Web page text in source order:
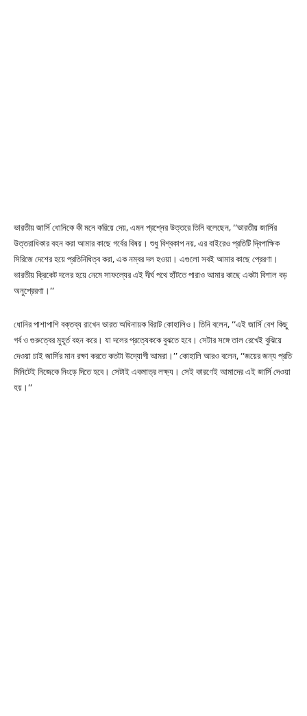
ভারতীয় জার্সি ধোনিকে কী মনে করিয়ে দেয়, এমন প্রশ্নের উত্তরে তিনি বলেছেন, ‘‘ভারতীয় জার্সির
উত্তরাধিকার বহন করা আমার কাছে গর্বের বিষয়। শুধু বিশ্বকাপ নয়, এর বাইরেও প্রতিটি দ্বিপাক্ষিক
সিরিজে দেশের হয়ে প্রতিনিধিত্ব করা, এক নম্বর দল হওয়া। এগুলো সবই আমার কাছে প্রেরণা।
ভারতীয় ক্রিকেট দলের হয়ে নেমে সাফল্যের এই দীর্ঘ পথে হাঁটতে পারাও আমার কাছে একটা বিশাল বড়
অনুপ্রেরণা।’’
ধোনির পাশাপাশি বক্তব্য রাখেন ভারত অধিনায়ক বিরাট কোহালিও। তিনি বলেন, ‘‘এই জার্সি বেশ কিছু
গর্ব ও গুরুত্বের মুহূর্ত বহন করে। যা দলের প্রত্যেককে বুঝতে হবে। সেটার সঙ্গে তাল রেখেই বুঝিয়ে
দেওয়া চাই জার্সির মান রক্ষা করতে কতটা উদ্যোগী আমরা।’’ কোহালি আরও বলেন, ‘‘জয়ের জন্য প্রতি
মিনিটেই নিজেকে নিংড়ে দিতে হবে। সেটাই একমাত্র লক্ষ্য। সেই কারণেই আমাদের এই জার্সি দেওয়া
হয়।’’